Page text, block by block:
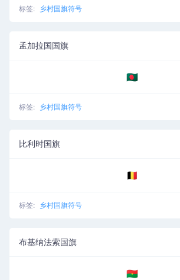
标签: 乡村国旗符号
孟加拉国国旗
🇧🇩
标签: 乡村国旗符号
比利时国旗
🇧🇪
标签: 乡村国旗符号
布基纳法索国旗
🇧🇫